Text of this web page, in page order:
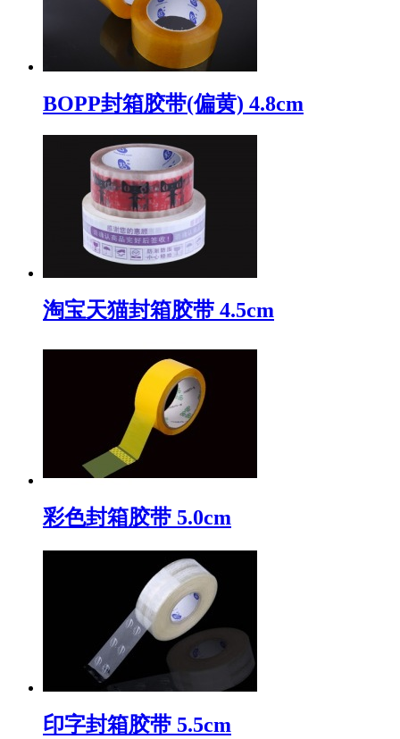
BOPP封箱胶带(偏黄) 4.8cm
淘宝天猫封箱胶带 4.5cm
彩色封箱胶带 5.0cm
印字封箱胶带 5.5cm